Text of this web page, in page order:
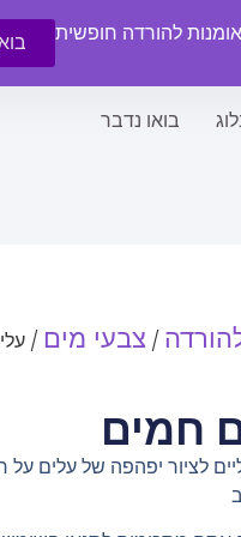
להורדה חופשית
בואו נדבר
/ צבעי מים /
חמים
לציור יפהפה של עלים